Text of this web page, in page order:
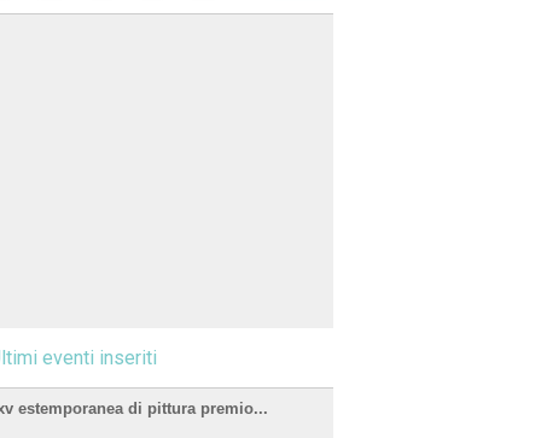
eventi inseriti
estemporanea di pittura premio...